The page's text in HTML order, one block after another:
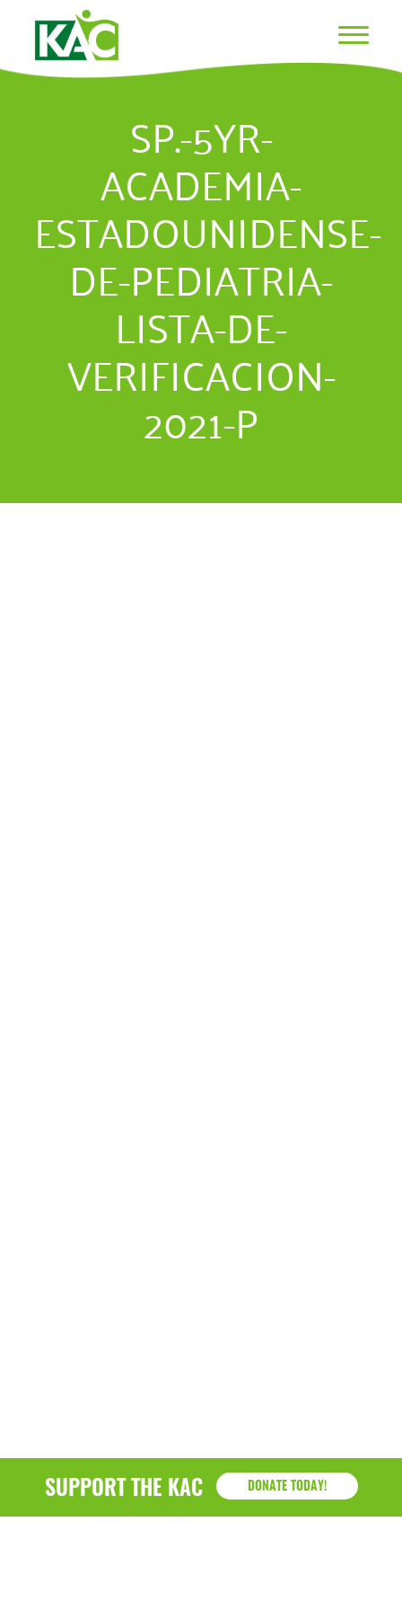
SP.-5YR-
ACADEMIA-
ESTADOUNIDENSE-
DE-PEDIATRIA-
LISTA-DE-
VERIFICACION-
2021-P
SUPPORT THE KAC DONATE TODAY!